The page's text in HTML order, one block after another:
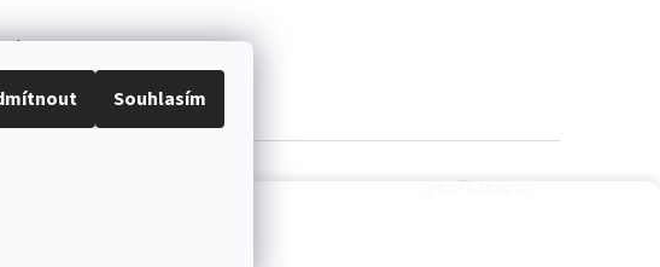
Souhlasím
a.s.
Vytvořil Shoptet